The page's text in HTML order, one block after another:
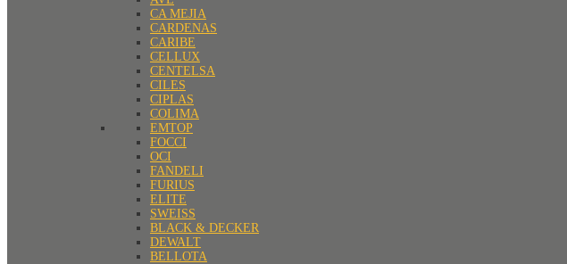
CA MEJIA
CARDENAS
CARIBE
CELLUX
CENTELSA
CILES
CIPLAS
COLIMA
EMTOP
FOCCI
OCI
FANDELI
FURIUS
ELITE
SWEISS
BLACK & DECKER
DEWALT
BELLOTA